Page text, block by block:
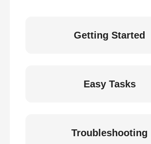
Getting Started
Easy Tasks
Troubleshooting